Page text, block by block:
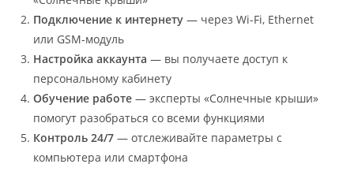
Подключение к интернету — через Wi-Fi, Ethernet
или GSM-модуль
Настройка аккаунта — вы получаете доступ к
персональному кабинету
Обучение работе — эксперты «Солнечные крыши»
помогут разобраться со всеми функциями
Контроль 24/7 — отслеживайте параметры с
компьютера или смартфона